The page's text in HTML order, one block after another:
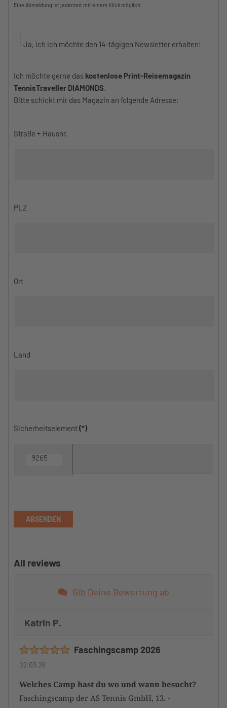
Eine Abmeldung ist jederzeit mit einem Klick möglich.
Ja, ich ich möchte den 14-tägigen Newsletter erhalten!
Ich möchte gerne das kostenlose Print-Reisemagazin
TennisTraveller DIAMONDS.
Bitte schickt mir das Magazin an folgende Adresse:
Straße + Hausnr.
PLZ
Ort
Land
Sicherheitselement(*)
ABSENDEN
All reviews
Gib Deine Bewertung ab
Katrin P.
Faschingscamp 2026
02.03.26
Welches Camp hast du wo und wann besucht?
Faschingscamp der AS Tennis GmbH, 13. -